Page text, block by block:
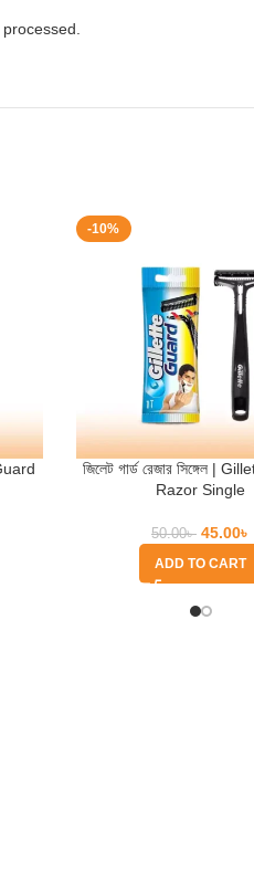
-10%
জিলেট গার্ড রেজার সিঙ্গেল |
Razor Single
50.00৳ 45.00৳
ADD TO CART